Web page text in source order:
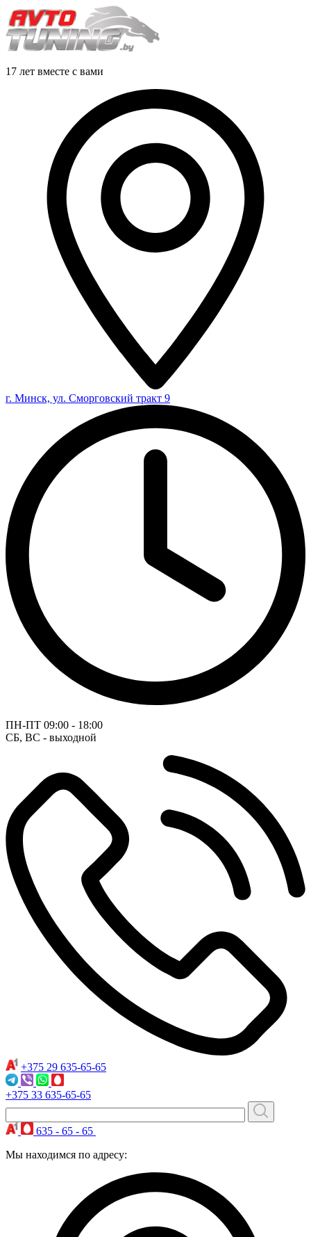
17 лет вместе с вами
г. Минск, ул. Сморговский тракт 9
ПН-ПТ 09:00 - 18:00
СБ, ВС - выходной
+375 29 635-65-65
+375 33 635-65-65
635 - 65 - 65
Мы находимся по адресу: